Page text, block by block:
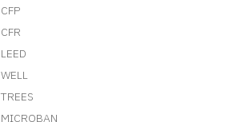
CFP
CFR
LEED
WELL
TREES